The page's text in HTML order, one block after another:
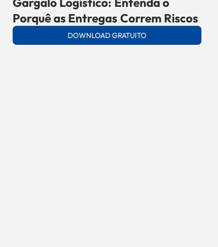
Porquê as Entregas Correm Riscos
DOWNLOAD GRATUITO